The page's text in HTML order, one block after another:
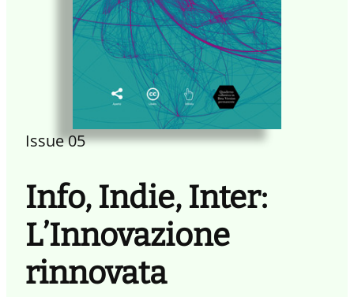
Issue 05
Info, Indie, Inter:
L’Innovazione
rinnovata